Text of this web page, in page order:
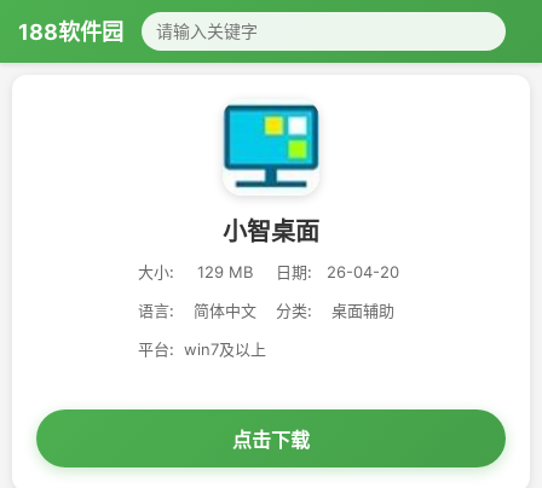
188软件园
小智桌面
大小: 129 MB 日期:
26-04-20
语言:
简体中文 分类:
桌面辅助
平台: win7及以上
点击下载